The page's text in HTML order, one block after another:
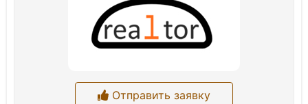
Отправить заявку